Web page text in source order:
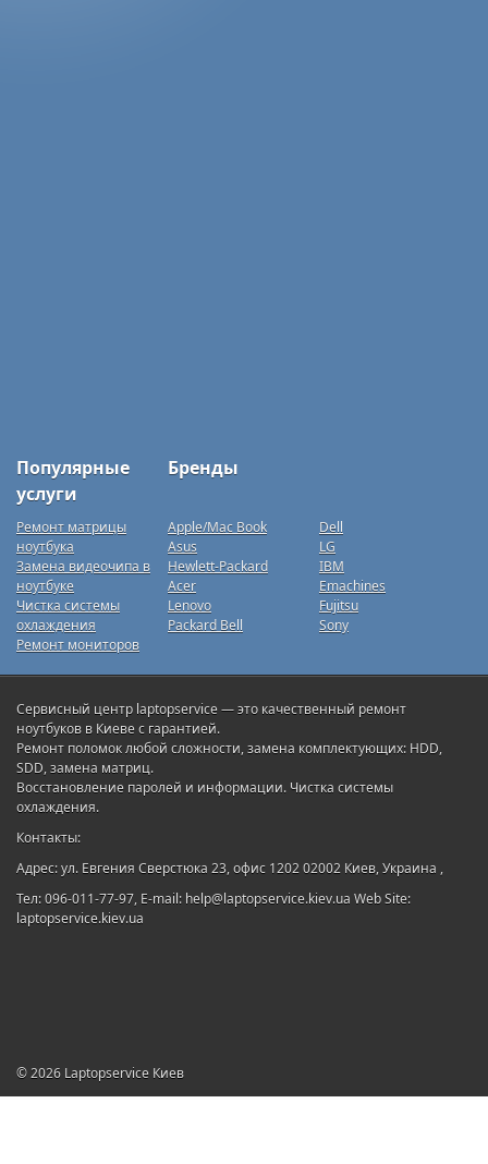
Популярные
услуги
Бренды
Ремонт матрицы
ноутбука
Замена видеочипа в
ноутбуке
Чистка системы
охлаждения
Ремонт мониторов
Apple/Mac Book
Asus
Hewlett-Packard
Acer
Lenovo
Packard Bell
Dell
LG
IBM
Emachines
Fujitsu
Sony
Сервисный центр laptopservice — это качественный ремонт
ноутбуков в Киеве с гарантией.
Ремонт поломок любой сложности, замена комплектующих: HDD,
SDD, замена матриц.
Восстановление паролей и информации. Чистка системы
охлаждения.
Контакты:
Адрес: ул. Евгения Сверстюка 23, офис 1202 02002 Киев, Украина ,
Тел: 096-011-77-97, E-mail: help@laptopservice.kiev.ua Web Site:
laptopservice.kiev.ua
© 2026 Laptopservice Киев